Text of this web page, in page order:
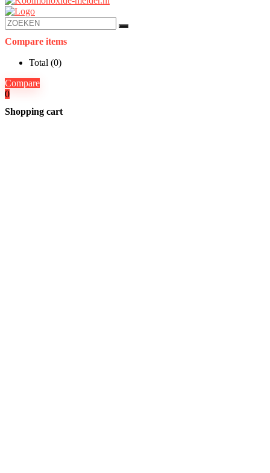
Compare items
Total (0)
Compare
0
Shopping cart